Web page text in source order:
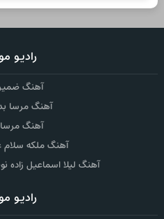
رادیو
آهنگ ضمیر
آهنگ مرسا
آهنگ
آهنگ ملکه سلام
آهنگ لیلا اسماعیل زاده
رادیو